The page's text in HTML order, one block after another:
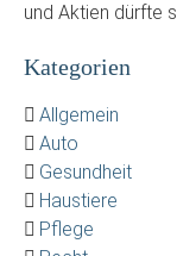
und Aktien dürfte
Kategorien
Allgemein
Auto
Gesundheit
Haustiere
Pflege